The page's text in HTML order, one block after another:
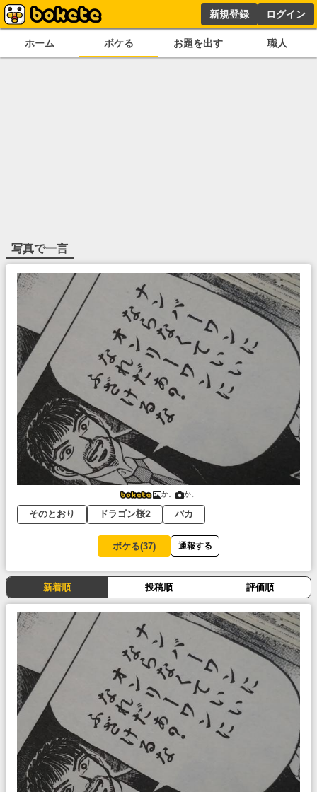
新規登録 ログイン
ホーム ボケる お題を出す 職人
写真で一言
か。 か。
そのとおり ドラゴン桜2 バカ
ボケる(37) 通報する
新着順 投稿順 評価順